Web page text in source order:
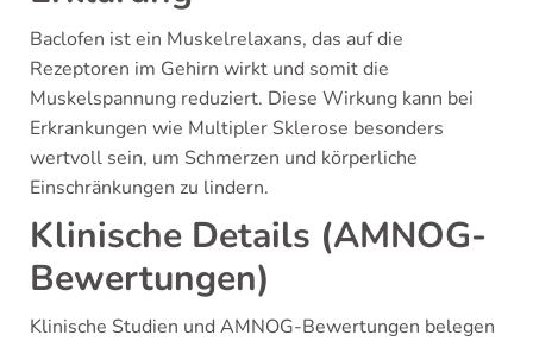
Baclofen ist ein Muskelrelaxans, das auf die
Rezeptoren im Gehirn wirkt und somit die
Muskelspannung reduziert. Diese Wirkung kann bei
Erkrankungen wie Multipler Sklerose besonders
wertvoll sein, um Schmerzen und körperliche
Einschränkungen zu lindern.
Klinische Details (AMNOG-
Bewertungen)
Klinische Studien und AMNOG-Bewertungen belegen